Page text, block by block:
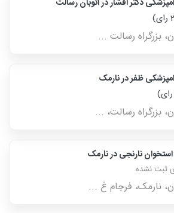
دکتر افشار در اتوبان رسالت
بزرگراه رسالت ...
ظفر در نارمک
بزرگراه رسالت، ...
نارنجی در نارمک
ثبت نشده
نارمک، فرجام غ ...